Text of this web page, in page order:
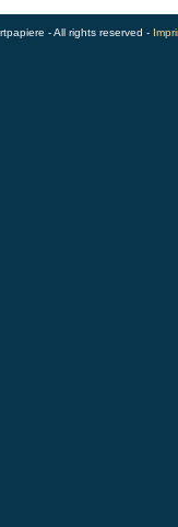
- All rights reserved -